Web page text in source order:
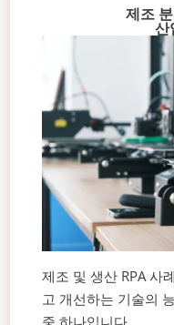
제조
산
제조 및 생산 RPA 사
고 개선하는 기술의